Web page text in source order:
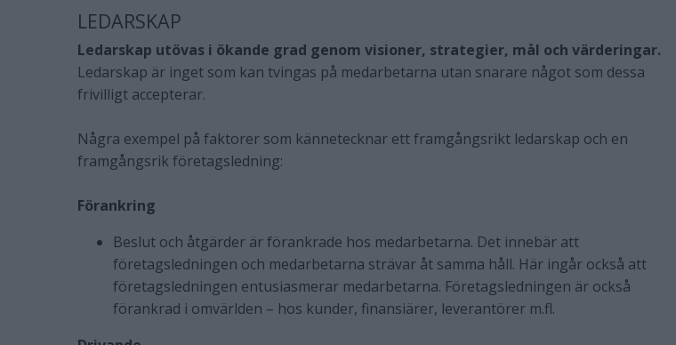
LEDARSKAP
Ledarskap utövas i ökande grad genom visioner, strategier, mål och värderingar.
Ledarskap är inget som kan tvingas på medarbetarna utan snarare något som dessa
frivilligt accepterar.
Några exempel på faktorer som kännetecknar ett framgångsrikt ledarskap och en
framgångsrik företagsledning:
Förankring
Beslut och åtgärder är förankrade hos medarbetarna. Det innebär att
företagsledningen och medarbetarna strävar åt samma håll. Här ingår också att
företagsledningen entusiasmerar medarbetarna. Företagsledningen är också
förankrad i omvärlden – hos kunder, finansiärer, leverantörer m.fl.